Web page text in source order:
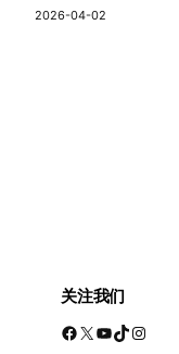
2026-04-02
关注我们
Facebook X YouTube TikTok Instagram